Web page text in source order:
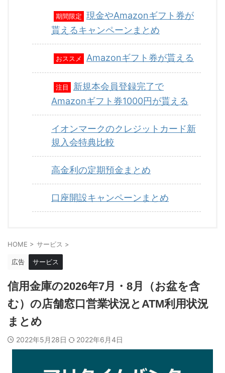
期間限定
現金やAmazonギフト券が
貰えるキャンペーンまとめ
おススメ Amazonギフト券が貰える
注目
新規本会員登録完了で
Amazonギフト券1000円が貰える
イオンマークのクレジットカード新
規入会特典比較
高金利の定期預金まとめ
口座開設キャンペーンまとめ
HOME > サービス >
広告 サービス
信用金庫の2026年7月・8月（お盆を含
む）の店舗窓口営業状況とATM利用状況
まとめ
2022年5月28日 2022年6月4日